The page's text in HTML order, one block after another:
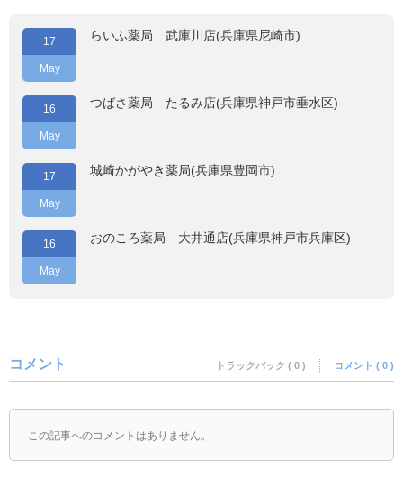
17
May
らいふ薬局 武庫川店(兵庫県尼崎市)
16
May
つばさ薬局 たるみ店(兵庫県神戸市垂水区)
17
May
城崎かがやき薬局(兵庫県豊岡市)
16
May
おのころ薬局 大井通店(兵庫県神戸市兵庫区)
コメント トラックバック ( 0 ) コメント ( 0 )
この記事へのコメントはありません。